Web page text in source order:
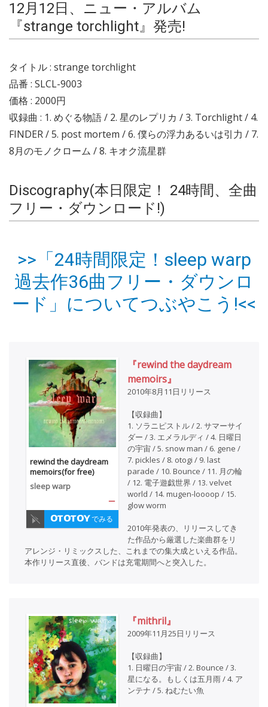
12月12日、ニュー・アルバム
『strange torchlight』発売!
タイトル : strange torchlight
品番 : SLCL-9003
価格 : 2000円
収録曲 : 1. めぐる物語 / 2. 星のレプリカ / 3. Torchlight / 4.
FINDER / 5. post mortem / 6. 僕らの浮力あるいは引力 / 7.
8月のモノクローム / 8. キオク流星群
Discography(本日限定！ 24時間、全曲
フリー・ダウンロード!)
>>「24時間限定！sleep warp
過去作36曲フリー・ダウンロ
ード」についてつぶやこう!<<
rewind the daydream
memoirs(for free)
sleep warp
—
でみる
『rewind the daydream
memoirs』
2010年8月11日リリース
【収録曲】
1. ソラニピストル / 2. サマーサイ
ダー / 3. エメラルディ / 4. 日曜日
の宇宙 / 5. snow man / 6. gene /
7. pickles / 8. otogi / 9. last
parade / 10. Bounce / 11. 月の輪
/ 12. 電子遊戯世界 / 13. velvet
world / 14. mugen-loooop / 15.
glow worm
2010年発表の、リリースしてき
た作品から厳選した楽曲群をリ
アレンジ・リミックスした、これまでの集大成といえる作品。
本作リリース直後、バンドは充電期間へと突入した。
『mithril』
2009年11月25日リリース
【収録曲】
1. 日曜日の宇宙 / 2. Bounce / 3.
星になる。もしくは五月雨 / 4. ア
ンテナ / 5. ねむたい魚